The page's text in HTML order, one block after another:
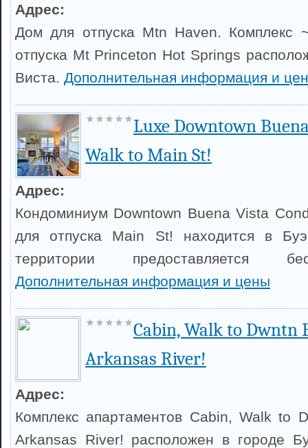
Адрес:
Дом для отпуска Mtn Haven.
отпуска Mt Princeton Hot Springs
Виста. Дополнительная информация и
Luxe Downtown
Walk to Main St!
Адрес:
Кондоминиум Downtown Buena Vista
для отпуска Main St! находится в
территории предоставляется
Дополнительная информация и цены
Cabin, Walk to Dwntn
Arkansas River!
Адрес:
Комплекс апартаментов Cabin, Walk to
Arkansas River! расположен в городе